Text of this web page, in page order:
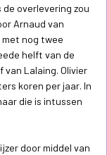
overlevering zou
Arnaud van
met nog twee
helft van de
van Lalaing. Olivier
koren per jaar. In
die is intussen
door middel van